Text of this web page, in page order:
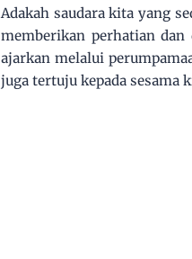
Adakah saudara kita yang
memberikan perhatian dan
ajarkan melalui
juga tertuju kepada sesama